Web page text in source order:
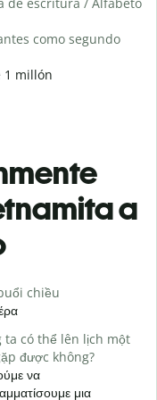
como segundo
1 millón
a
chiều
ta có thể lên lịch một
được không?
να
μια